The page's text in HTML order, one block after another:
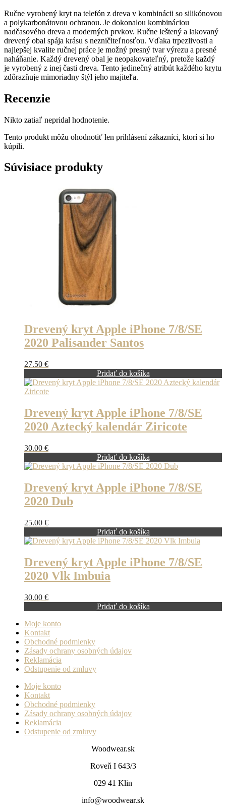
Plus
-
Oranžový
Ručne vyrobený kryt na telefón z dreva v kombinácii so silikónovou
a polykarbonátovou ochranou. Je dokonalou kombináciou
nadčasového dreva a moderných prvkov. Ručne leštený a lakovaný
drevený obal spája krásu s nezničiteľnosťou. Vďaka trpezlivosti a
najlepšej kvalite ručnej práce je možný presný tvar výrezu a presné
naháňanie. Každý drevený obal je neopakovateľný, pretože každý
je vyrobený z inej časti dreva. Tento jedinečný atribút každého krytu
zdôrazňuje mimoriadny štýl jeho majiteľa.
Recenzie
Nikto zatiaľ nepridal hodnotenie.
Tento produkt môžu ohodnotiť len prihlásení zákazníci, ktorí si ho
kúpili.
Súvisiace produkty
Drevený kryt Apple iPhone 7/8/SE
2020 Palisander Santos
27.50 €
Pridať do košíka
Drevený kryt Apple iPhone 7/8/SE
2020 Aztecký kalendár Ziricote
30.00 €
Pridať do košíka
Drevený kryt Apple iPhone 7/8/SE
2020 Dub
25.00 €
Pridať do košíka
Drevený kryt Apple iPhone 7/8/SE
2020 Vlk Imbuia
30.00 €
Pridať do košíka
Moje konto
Kontakt
Obchodné podmienky
Zásady ochrany osobných údajov
Reklamácia
Odstupenie od zmluvy
Moje konto
Kontakt
Obchodné podmienky
Zásady ochrany osobných údajov
Reklamácia
Odstupenie od zmluvy
Woodwear.sk
Roveň I 643/3
029 41 Klin
info@woodwear.sk